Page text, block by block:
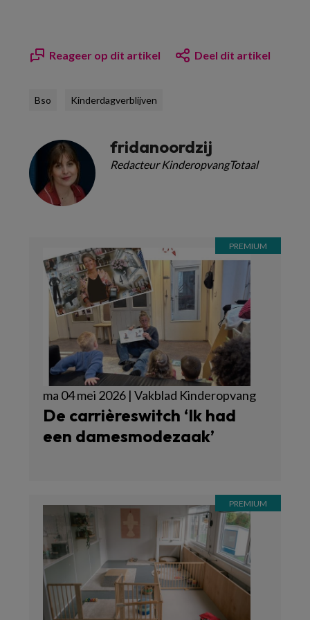
Reageer op dit artikel Deel dit artikel
Bso Kinderdagverblijven
fridanoordzij
Redacteur KinderopvangTotaal
ma 04 mei 2026 | Vakblad Kinderopvang
De carrièreswitch ‘Ik had
een damesmodezaak’